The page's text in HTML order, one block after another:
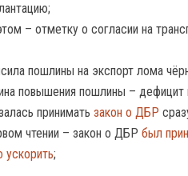
– отметку о согласии на
пошлины на экспорт лома
повышения пошлины –
принимать закон о ДБР
чтении – закон о ДБР был
ускорить;